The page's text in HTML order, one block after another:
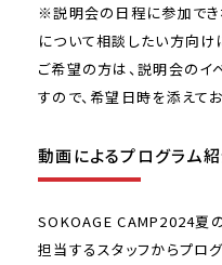
※説明会の日程に参加でき
について相談したい方向け
ご希望の方は、説明会のイ
すので、希望日時を添えて
動画によるプログラム
SOKOAGE CAMP2024夏
担当するスタッフからプロ